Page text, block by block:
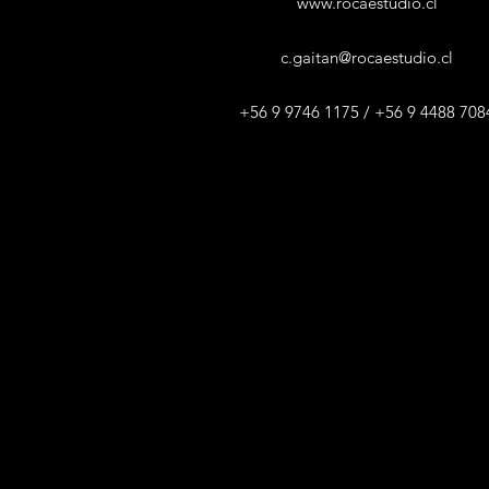
c.gaitan@rocaestudio.cl
+56 9 9746 1175 / +56 9 4488